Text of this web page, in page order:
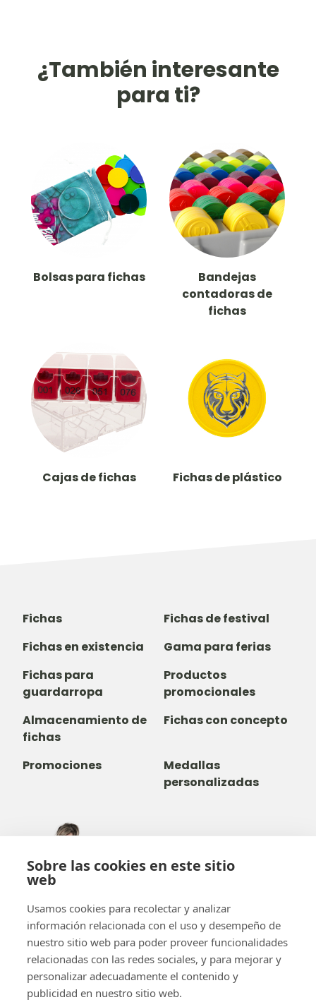
Sobre las cookies en este sitio
web
Usamos cookies para recolectar y analizar
información relacionada con el uso y desempeño de
nuestro sitio web para poder proveer funcionalidades
relacionadas con las redes sociales, y para mejorar y
personalizar adecuadamente el contenido y
publicidad en nuestro sitio web.
¿También interesante
para ti?
Bolsas para fichas
Bandejas
contadoras de
fichas
Cajas de fichas Fichas de plástico
Fichas
Fichas de festival
Fichas en existencia
Gama para ferias
Fichas para
guardarropa
Productos
promocionales
Almacenamiento de
fichas
Fichas con concepto
Promociones
Medallas
personalizadas
800-842-9551 (LLAMADA GRATUITA)
Facebook
Instagram
YouTube
LinkedIn